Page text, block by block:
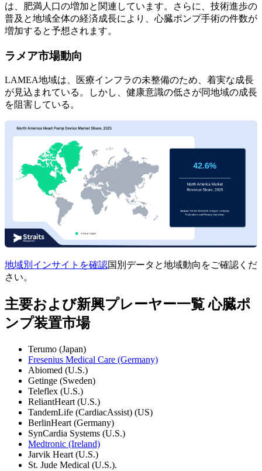
は、肥満人口の増加と関連しています。さらに、技術進歩の
普及と地域全体の経済成長により、心臓ポンプ手術の件数が
増加すると予想されます。
ラメア市場動向
LAMEA地域は、医療インフラの未整備のため、着実な成長
が見込まれている。しかし、健康意識の低さが同地域の成長
を阻害している。
地域別インサイトを確認国別データと地域動向をご確認くだ
さい。
主要および新興プレーヤー一覧 心臓ポ
ンプ装置市場
Terumo (Japan)
Fresenius Medical Care (Germany)
Abiomed (U.S.)
Getinge (Sweden)
Teleflex (U.S.)
ReliantHeart (U.S.)
TandemLife (CardiacAssist) (US)
BerlinHeart (Germany)
SynCardia Systems (U.S.)
Medtronic (Ireland)
Jarvik Heart (U.S.)
St. Jude Medical (U.S.).